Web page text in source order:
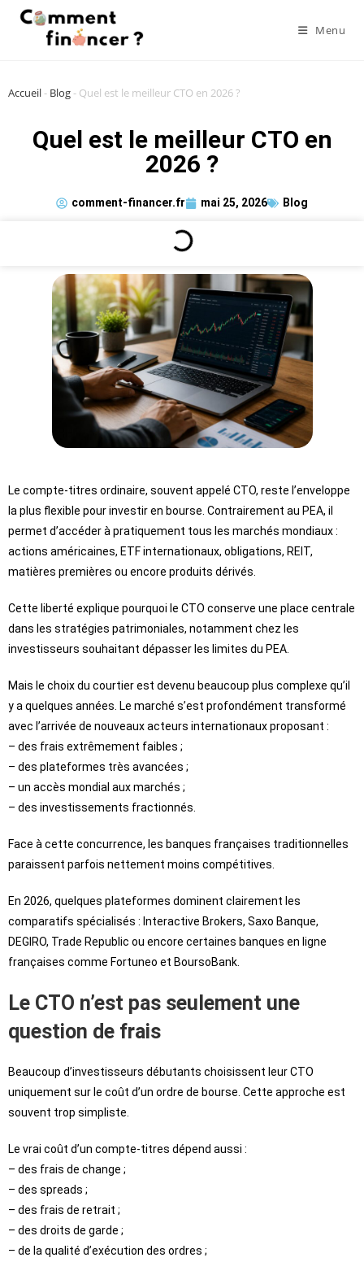
Menu
Accueil- Blog- Quel est le meilleur CTO en 2026 ?
Quel est le meilleur CTO en
2026 ?
comment-financer.fr mai 25, 2026 Blog
Le compte-titres ordinaire, souvent appelé CTO, reste l’enveloppe
la plus flexible pour investir en bourse. Contrairement au PEA, il
permet d’accéder à pratiquement tous les marchés mondiaux :
actions américaines, ETF internationaux, obligations, REIT,
matières premières ou encore produits dérivés.
Cette liberté explique pourquoi le CTO conserve une place centrale
dans les stratégies patrimoniales, notamment chez les
investisseurs souhaitant dépasser les limites du PEA.
Mais le choix du courtier est devenu beaucoup plus complexe qu’il
y a quelques années. Le marché s’est profondément transformé
avec l’arrivée de nouveaux acteurs internationaux proposant :
– des frais extrêmement faibles ;
– des plateformes très avancées ;
– un accès mondial aux marchés ;
– des investissements fractionnés.
Face à cette concurrence, les banques françaises traditionnelles
paraissent parfois nettement moins compétitives.
En 2026, quelques plateformes dominent clairement les
comparatifs spécialisés : Interactive Brokers, Saxo Banque,
DEGIRO, Trade Republic ou encore certaines banques en ligne
françaises comme Fortuneo et BoursoBank.
Le CTO n’est pas seulement une
question de frais
Beaucoup d’investisseurs débutants choisissent leur CTO
uniquement sur le coût d’un ordre de bourse. Cette approche est
souvent trop simpliste.
Le vrai coût d’un compte-titres dépend aussi :
– des frais de change ;
– des spreads ;
– des frais de retrait ;
– des droits de garde ;
– de la qualité d’exécution des ordres ;